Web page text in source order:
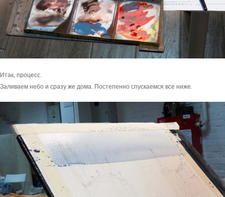
Итак, процесс.
Заливаем небо и сразу же дома. Постепенно спускаемся все ниже.